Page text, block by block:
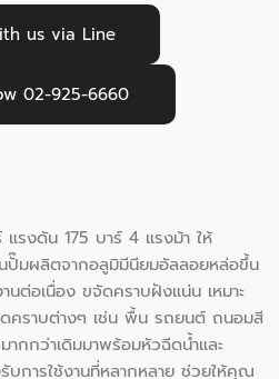
us via Line
02-925-6660
รงดัน 175 บาร์ 4 แรงม้า ให้
นปั๊มผลิตจากอลูมิมีนียมอัลลอยหล่อขึ้น
ต่อเนื่อง ขจัดคราบฝังแน่น เหมาะ
ดคราบต่างๆ เช่น พื้น รถยนต์ ถนอมสี
ากกว่าเดิมมาพร้อมหัวฉีดน้ำและ
การใช้งานที่หลากหลาย ช่วยให้คุณ